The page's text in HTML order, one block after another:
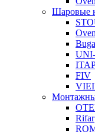
Шаровые
FIV
Rifar